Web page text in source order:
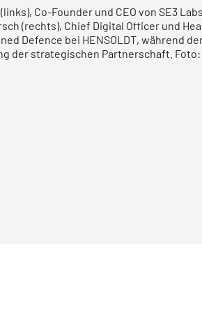
Co-Founder und CEO von SE3
(rechts), Chief Digital Officer und
Defence bei HENSOLDT, während
der strategischen Partnerschaft. Foto: